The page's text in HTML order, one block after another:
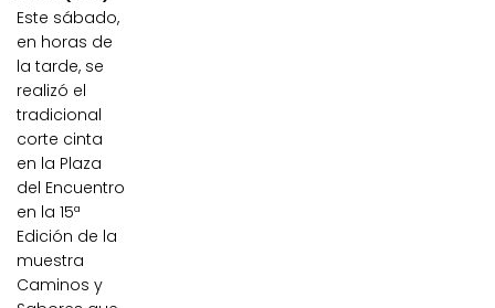
Este sábado,
en horas de
la tarde, se
realizó el
tradicional
corte cinta
en la Plaza
del Encuentro
en la 15ª
Edición de la
muestra
Caminos y